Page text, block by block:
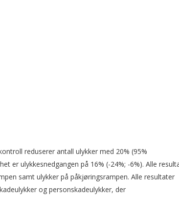
reduserer antall ulykker med 20% (95%
er ulykkesnedgangen på 16% (-24%; -6%). Alle
samt ulykker på påkjøringsrampen. Alle resultater
og personskadeulykker, der